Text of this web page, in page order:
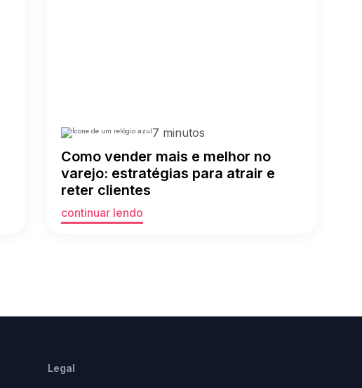
7 minutos
Como vender mais e melhor no
varejo: estratégias para atrair e
reter clientes
continuar lendo
Legal